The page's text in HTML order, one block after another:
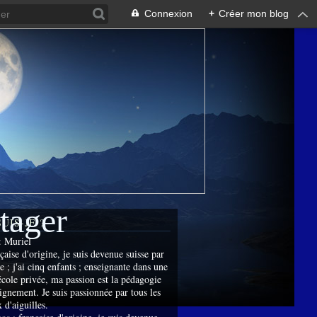
Connexion + Créer mon blog
JE ?
Muriel